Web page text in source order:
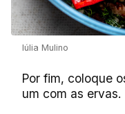
Iúlia Mulino
Por fim, coloque
um com as ervas.